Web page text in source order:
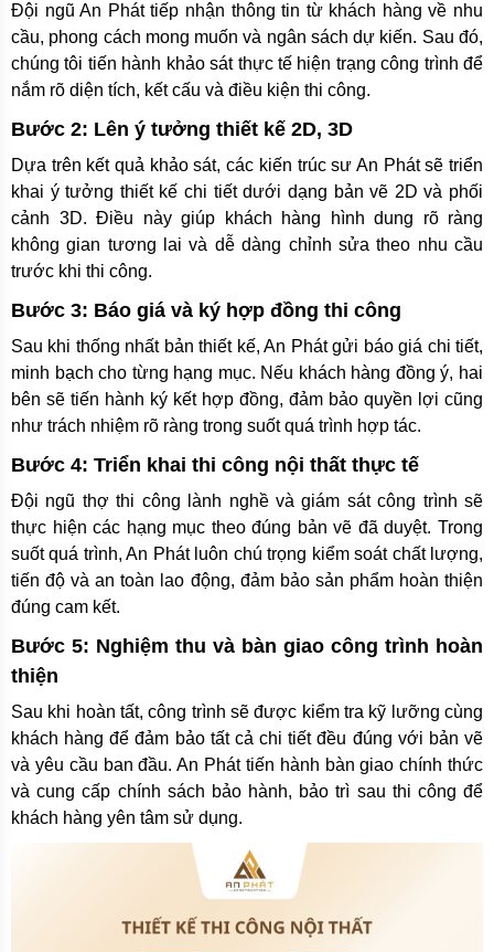
Đội ngũ An Phát tiếp nhận thông tin từ khách hàng về nhu
cầu, phong cách mong muốn và ngân sách dự kiến. Sau đó,
chúng tôi tiến hành khảo sát thực tế hiện trạng công trình để
nắm rõ diện tích, kết cấu và điều kiện thi công.
Bước 2: Lên ý tưởng thiết kế 2D, 3D
Dựa trên kết quả khảo sát, các kiến trúc sư An Phát sẽ triển
khai ý tưởng thiết kế chi tiết dưới dạng bản vẽ 2D và phối
cảnh 3D. Điều này giúp khách hàng hình dung rõ ràng
không gian tương lai và dễ dàng chỉnh sửa theo nhu cầu
trước khi thi công.
Bước 3: Báo giá và ký hợp đồng thi công
Sau khi thống nhất bản thiết kế, An Phát gửi báo giá chi tiết,
minh bạch cho từng hạng mục. Nếu khách hàng đồng ý, hai
bên sẽ tiến hành ký kết hợp đồng, đảm bảo quyền lợi cũng
như trách nhiệm rõ ràng trong suốt quá trình hợp tác.
Bước 4: Triển khai thi công nội thất thực tế
Đội ngũ thợ thi công lành nghề và giám sát công trình sẽ
thực hiện các hạng mục theo đúng bản vẽ đã duyệt. Trong
suốt quá trình, An Phát luôn chú trọng kiểm soát chất lượng,
tiến độ và an toàn lao động, đảm bảo sản phẩm hoàn thiện
đúng cam kết.
Bước 5: Nghiệm thu và bàn giao công trình hoàn
thiện
Sau khi hoàn tất, công trình sẽ được kiểm tra kỹ lưỡng cùng
khách hàng để đảm bảo tất cả chi tiết đều đúng với bản vẽ
và yêu cầu ban đầu. An Phát tiến hành bàn giao chính thức
và cung cấp chính sách bảo hành, bảo trì sau thi công để
khách hàng yên tâm sử dụng.